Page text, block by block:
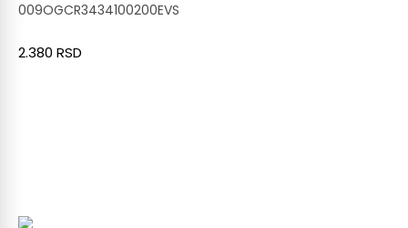
009OGCR3434100200EVS
2.380 RSD